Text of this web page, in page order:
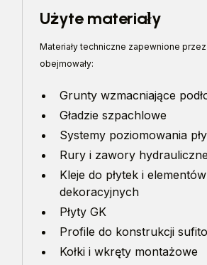
Użyte materiały
Materiały techniczne zapewnione
obejmowały:
Grunty wzmacniające
Gładzie szpachlowe
Systemy poziomowania
Rury i zawory hydrauliczne
Kleje do płytek i elementów
dekoracyjnych
Płyty GK
Profile do konstrukcji
Kołki i wkręty montażowe